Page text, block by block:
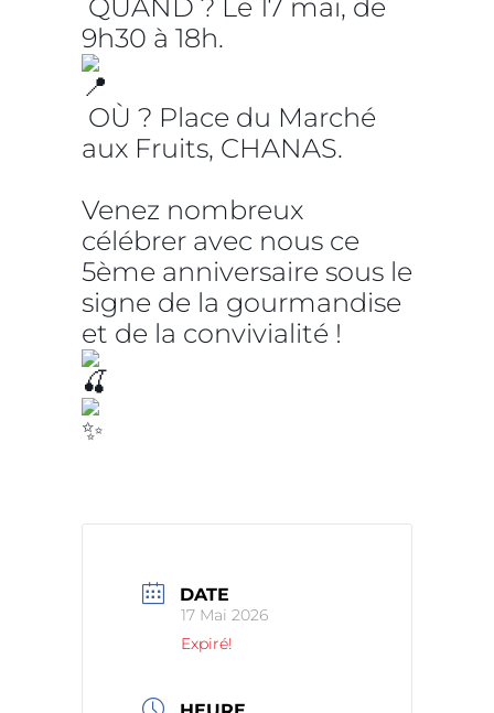
QUAND ? Le 17 mai, de
9h30 à 18h.
OÙ ? Place du Marché
aux Fruits, CHANAS.
Venez nombreux
célébrer avec nous ce
5ème anniversaire sous le
signe de la gourmandise
et de la convivialité !
DATE
17 Mai 2026
Expiré!